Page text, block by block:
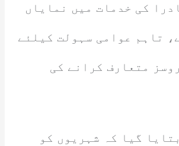
کی خدمات میں نمایاں
تاہم عوامی سہولت کیلئے
متعارف کرانے کی
گیا کہ شہریوں کو